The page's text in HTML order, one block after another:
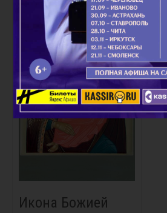
«Молченская»
Икона Божией